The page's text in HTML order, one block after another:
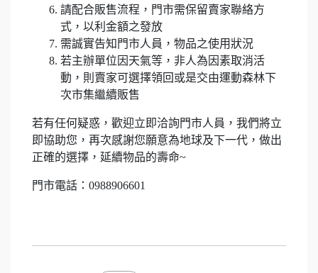
請配合販售流程，門市需保留賣家聯絡方
式，以利金額之發放
需誠實告知門市人員，物品之使用狀況
若主辦單位因天氣等，非人為因素取消活
動，則賣家可選擇領回或是交由運動森林下
次市集繼續販售
若有任何疑惑，歡迎立即洽詢門市人員，我們將立
即協助您，再次感謝您願意為地球及下一代，做出
正確的選擇，延續物品的壽命~
門市電話：0988906601